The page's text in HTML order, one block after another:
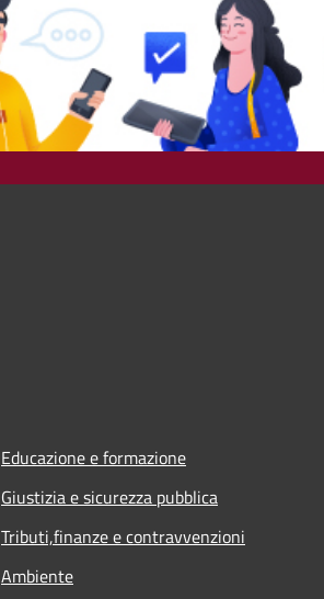
Educazione e formazione
Giustizia e sicurezza pubblica
Tributi,finanze e contravvenzioni
Ambiente